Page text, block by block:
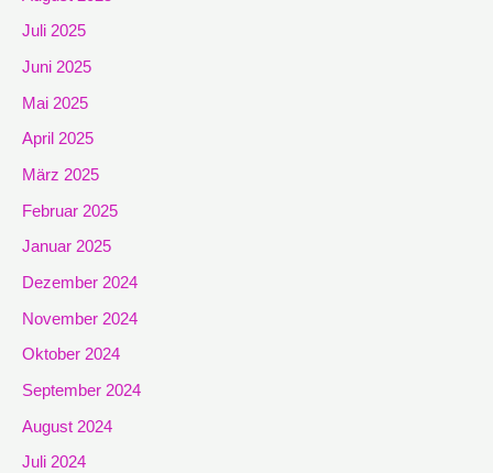
Juli 2025
Juni 2025
Mai 2025
April 2025
März 2025
Februar 2025
Januar 2025
Dezember 2024
November 2024
Oktober 2024
September 2024
August 2024
Juli 2024